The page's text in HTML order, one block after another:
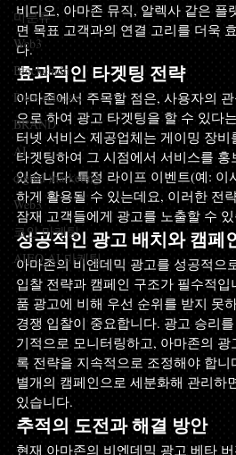
미분류
Web3
Blockchain
Press releases
BRAND
AI
digital marketing
Web3
코인 마케팅
AIEO AI 마케팅
비디오, 아마존 뮤직, 알렉사 같은 플
면 목표 고객과의 연결 고리를 더욱
다.
효과적인 타겟팅 전략
아마존에서 주목할 점은, 사용자의
으로 하여 광고 타겟팅을 할 수 있다
터넷 서비스 제공업체는 게이밍 장
타겟팅하여 그 시점에서 서비스를
있습니다. 특정 라이프 이벤트(예: 이
하게 활용될 수 있는데요, 이러한 전
잠재 고객들에게 광고를 노출할 수
성공적인 광고 배치와 캠페
아마존의 비엔데믹 광고를 성공적으
입찰 전략과 캠페인 구조가 필수적
품 광고에 비해 우선 순위를 받지 못
경쟁 입찰이 중요합니다. 광고 승리
기적으로 모니터링하고, 아마존의
록 전략을 지속적으로 조정해야 합
별개의 캠페인으로 세분화해 관리하
있습니다.
추적의 도전과 해결 방안
현재 아마존의 비엔데믹 광고 베타